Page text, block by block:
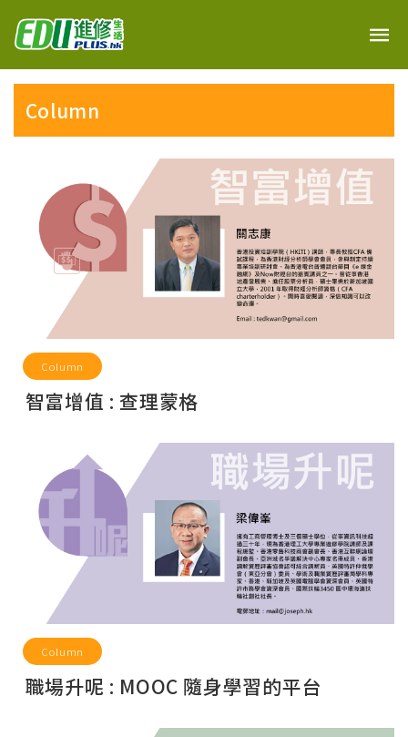
Column
Column
智富增值 : 查理蒙格
Column
職場升呢 : MOOC 隨身學習的平台